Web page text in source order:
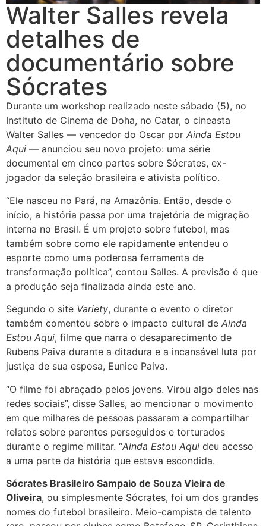
Walter Salles revela
detalhes de
documentário sobre
Sócrates
Durante um workshop realizado neste sábado (5), no
Instituto de Cinema de Doha, no Catar, o cineasta
Walter Salles — vencedor do Oscar por Ainda Estou
Aqui — anunciou seu novo projeto: uma série
documental em cinco partes sobre Sócrates, ex-
jogador da seleção brasileira e ativista político.
“Ele nasceu no Pará, na Amazônia. Então, desde o
início, a história passa por uma trajetória de migração
interna no Brasil. É um projeto sobre futebol, mas
também sobre como ele rapidamente entendeu o
esporte como uma poderosa ferramenta de
transformação política”, contou Salles. A previsão é que
a produção seja finalizada ainda este ano.
Segundo o site Variety, durante o evento o diretor
também comentou sobre o impacto cultural de Ainda
Estou Aqui, filme que narra o desaparecimento de
Rubens Paiva durante a ditadura e a incansável luta por
justiça de sua esposa, Eunice Paiva.
“O filme foi abraçado pelos jovens. Virou algo deles nas
redes sociais”, disse Salles, ao mencionar o movimento
em que milhares de pessoas passaram a compartilhar
relatos sobre parentes perseguidos e torturados
durante o regime militar. “Ainda Estou Aqui deu acesso
a uma parte da história que estava escondida.
Sócrates Brasileiro Sampaio de Souza Vieira de
Oliveira, ou simplesmente Sócrates, foi um dos grandes
nomes do futebol brasileiro. Meio-campista de talento